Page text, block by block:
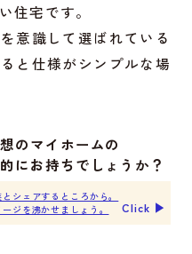
住宅です。
意識して選ばれている
と仕様がシンプルな場
のマイホームの
にお持ちでしょうか？
シェアするところから。
ジを沸かせましょう。
Click ▶︎